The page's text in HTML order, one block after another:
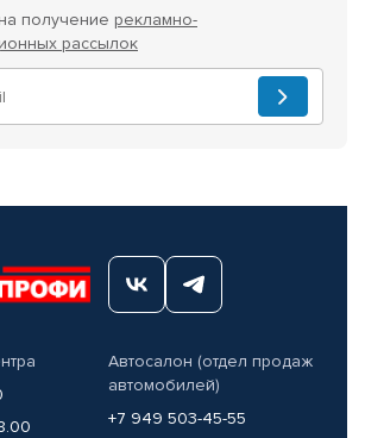
получение рекламно-
рассылок
Автосалон (отдел продаж
автомобилей)
+7 949 503-45-55